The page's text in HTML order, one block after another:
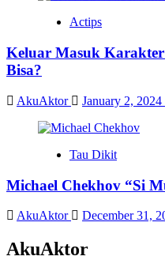
Actips
Keluar Masuk
Bisa?
AkuAktor January 2, 2024
Tau Dikit
Michael Chekhov “Si
AkuAktor December 31,
AkuAktor